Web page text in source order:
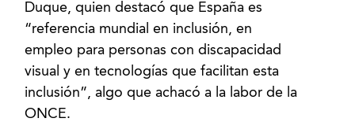
Duque, quien destacó que España es
“referencia mundial en inclusión, en
empleo para personas con discapacidad
visual y en tecnologías que facilitan esta
inclusión”, algo que achacó a la labor de la
ONCE.